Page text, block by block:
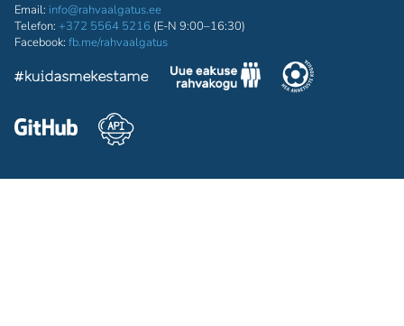
Email: info@rahvaalgatus.ee
Telefon: +372 5564 5216 (E-N 9:00–16:30)
Facebook: fb.me/rahvaalgatus